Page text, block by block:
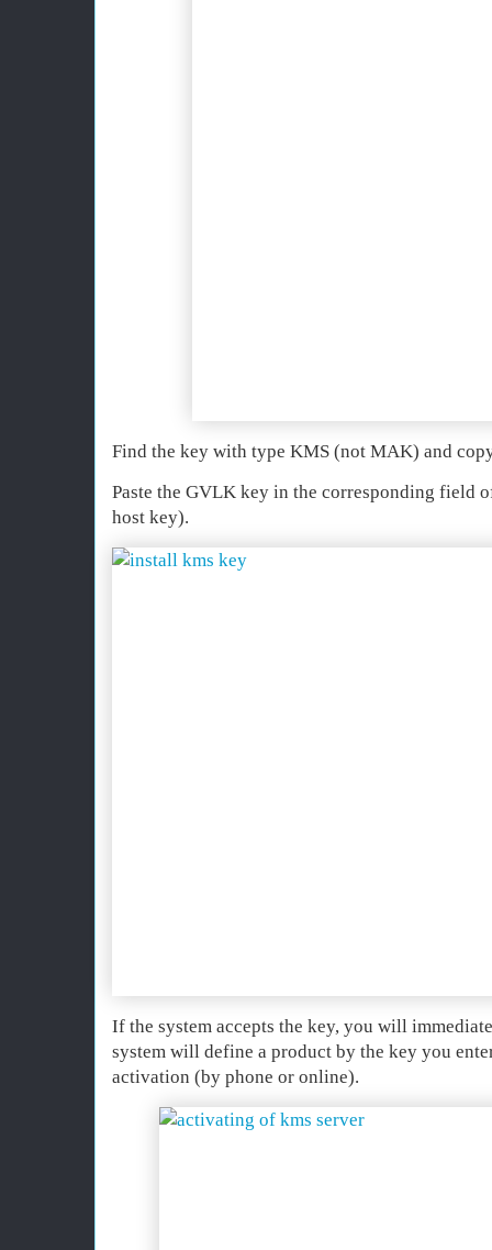
Find the key with type KMS (not MAK) and
Paste the GVLK key in the corresponding field
host key).
If the system accepts the key, you will
system will define a product by the key you
activation (by phone or online).